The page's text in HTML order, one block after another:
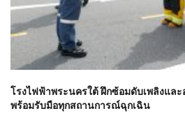
โรงไฟฟ้าพระนครใต้ ฝึกซ้อมดับเพลิงแล
พร้อมรับมือทุกสถานการณ์ฉุกเฉิน